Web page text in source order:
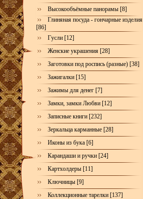
Высокообъёмные панорамы [8]
Глиняная посуда - гончарные изделия
[86]
Гусли [12]
Женские украшения [28]
Заготовки под роспись (разные) [38]
Зажигалки [15]
Зажимы для денег [7]
Замки, замки Любви [12]
Записные книги [232]
Зеркальца карманные [28]
Иконы из бука [6]
Карандаши и ручки [24]
Картхолдеры [11]
Ключницы [9]
Коллекционные тарелки [137]